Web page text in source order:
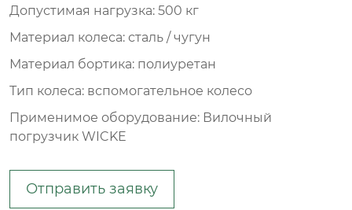
Допустимая нагрузка: 500 кг
Материал колеса: сталь / чугун
Материал бортика: полиуретан
Тип колеса: вспомогательное колесо
Применимое оборудование: Вилочный
погрузчик WICKE
Отправить заявку